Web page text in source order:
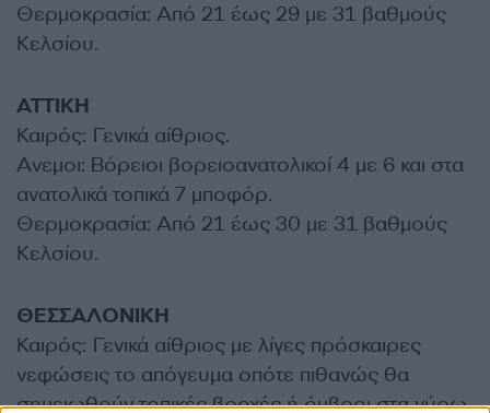
Θερμοκρασία: Από 21 έως 29 με 31 βαθμούς
Κελσίου.
ΑΤΤΙΚΗ
Καιρός: Γενικά αίθριος.
Ανεμοι: Βόρειοι βορειοανατολικοί 4 με 6 και στα
ανατολικά τοπικά 7 μποφόρ.
Θερμοκρασία: Από 21 έως 30 με 31 βαθμούς
Κελσίου.
ΘΕΣΣΑΛΟΝΙΚΗ
Καιρός: Γενικά αίθριος με λίγες πρόσκαιρες
νεφώσεις το απόγευμα οπότε πιθανώς θα
σημειωθούν τοπικές βροχές ή όμβροι στα γύρω